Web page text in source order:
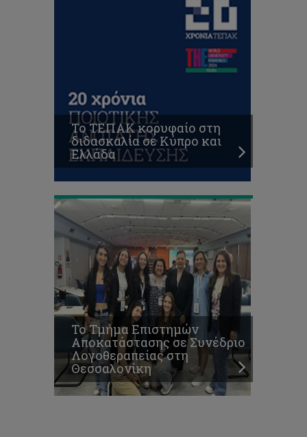
Το ΤΕΠΑΚ κορυφαίο στη
διδασκαλία σε Κύπρο και
Ελλάδα
Επιστημών
Αποκατάστασης
σε
Συνέδριο
Λογοθεραπείας
στη
Θεσσαλονίκη
Το Τμήμα Επιστημών
Αποκατάστασης σε Συνέδριο
Λογοθεραπείας στη
Θεσσαλονίκη